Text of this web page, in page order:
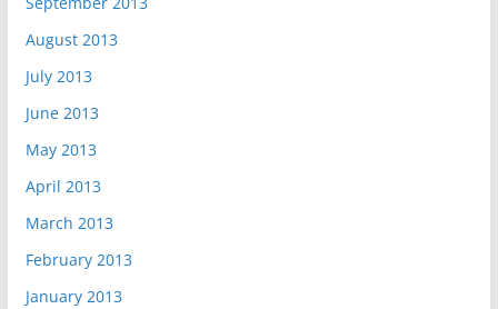
August 2013
July 2013
June 2013
May 2013
April 2013
March 2013
February 2013
January 2013